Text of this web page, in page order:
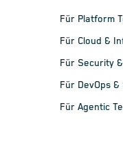
Für Platform
Für Cloud &
Für Security
Für DevOps &
Für Agentic